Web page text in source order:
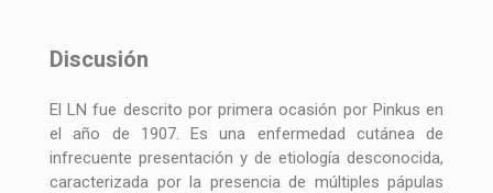
Discusión
El LN fue descrito por primera ocasión por Pinkus en
el año de 1907. Es una enfermedad cutánea de
infrecuente presentación y de etiología desconocida,
caracterizada por la presencia de múltiples pápulas